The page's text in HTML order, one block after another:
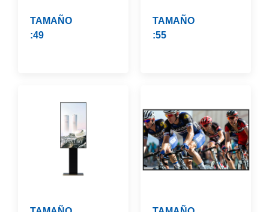
TAMAÑO
:49
TAMAÑO
:55